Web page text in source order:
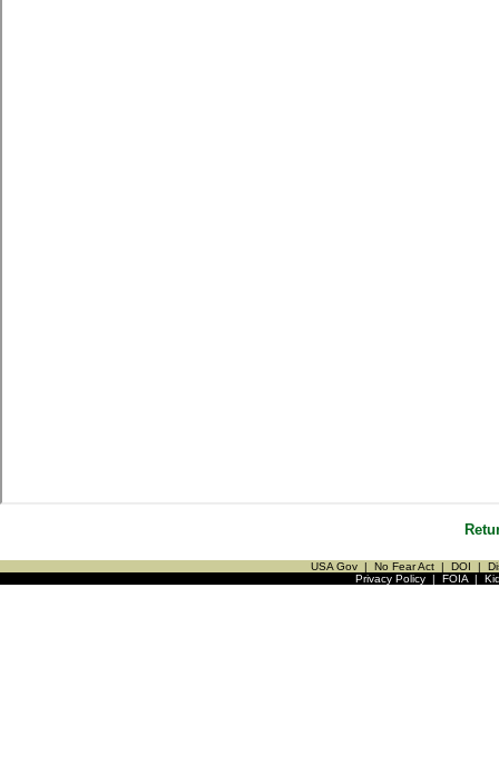
USA Gov | No Fear Act | DOI |
Privacy Policy| FOIA|